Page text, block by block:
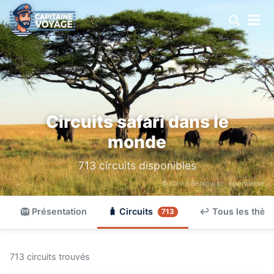
© David Berkowitz ·openverse
Circuits safari dans le
monde
713 circuits disponibles
🦁 Présentation 🧳 Circuits 713 ↩ Tous les
713 circuits trouvés